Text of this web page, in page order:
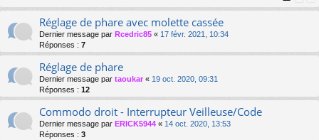
Réglage de phare avec molette cassée
Dernier message par Rcedric85 « 17 févr. 2021, 10:34
Réponses : 7
Réglage de phare
Dernier message par taoukar « 19 oct. 2020, 09:31
Réponses : 12
Commodo droit - Interrupteur Veilleuse/Code
Dernier message par ERICK5944 « 14 oct. 2020, 13:53
Réponses : 3